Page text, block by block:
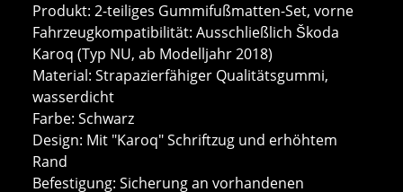
Produkt: 2-teiliges Gummifußmatten-Set, vorne
Fahrzeugkompatibilität: Ausschließlich Škoda
Karoq (Typ NU, ab Modelljahr 2018)
Material: Strapazierfähiger Qualitätsgummi,
wasserdicht
Farbe: Schwarz
Design: Mit "Karoq" Schriftzug und erhöhtem
Rand
Befestigung: Sicherung an vorhandenen